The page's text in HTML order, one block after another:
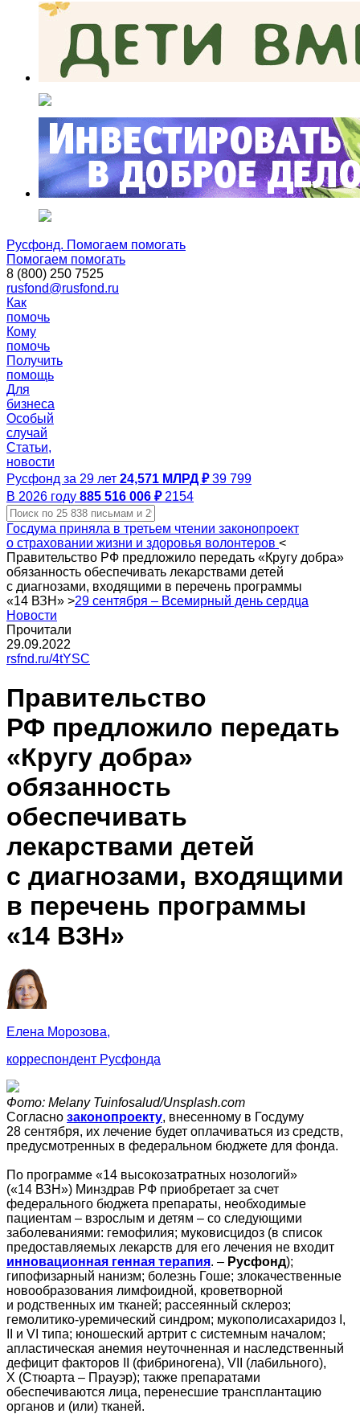
Русфонд. Помогаем помогать
Помогаем помогать
8 (800) 250 7525
rusfond@rusfond.ru
Как
помочь
Кому
помочь
Получить
помощь
Для
бизнеса
Особый
случай
Статьи,
новости
Русфонд за 29 лет 24,571 МЛРД ₽ 39 799
В 2026 году 885 516 006 ₽ 2154
Госдума приняла в третьем чтении законопроект
о страховании жизни и здоровья волонтеров <
Правительство РФ предложило передать «Кругу добра»
обязанность обеспечивать лекарствами детей
с диагнозами, входящими в перечень программы
«14 ВЗН» >29 сентября – Всемирный день сердца
Новости
Прочитали
29.09.2022
rsfnd.ru/4tYSC
Правительство
РФ предложило передать
«Кругу добра»
обязанность
обеспечивать
лекарствами детей
с диагнозами, входящими
в перечень программы
«14 ВЗН»
Елена Морозова,
корреспондент Русфонда
Фото: Melany Tuinfosalud/Unsplash.com
Согласно законопроекту, внесенному в Госдуму
28 сентября, их лечение будет оплачиваться из средств,
предусмотренных в федеральном бюджете для фонда.
По программе «14 высокозатратных нозологий»
(«14 ВЗН») Минздрав РФ приобретает за счет
федерального бюджета препараты, необходимые
пациентам – взрослым и детям – со следующими
заболеваниями: гемофилия; муковисцидоз (в список
предоставляемых лекарств для его лечения не входит
инновационная генная терапия. – Русфонд);
гипофизарный нанизм; болезнь Гоше; злокачественные
новообразования лимфоидной, кроветворной
и родственных им тканей; рассеянный склероз;
гемолитико-уремический синдром; мукополисахаридоз I,
II и VI типа; юношеский артрит с системным началом;
апластическая анемия неуточненная и наследственный
дефицит факторов II (фибриногена), VII (лабильного),
X (Стюарта – Прауэр); также препаратами
обеспечиваются лица, перенесшие трансплантацию
органов и (или) тканей.